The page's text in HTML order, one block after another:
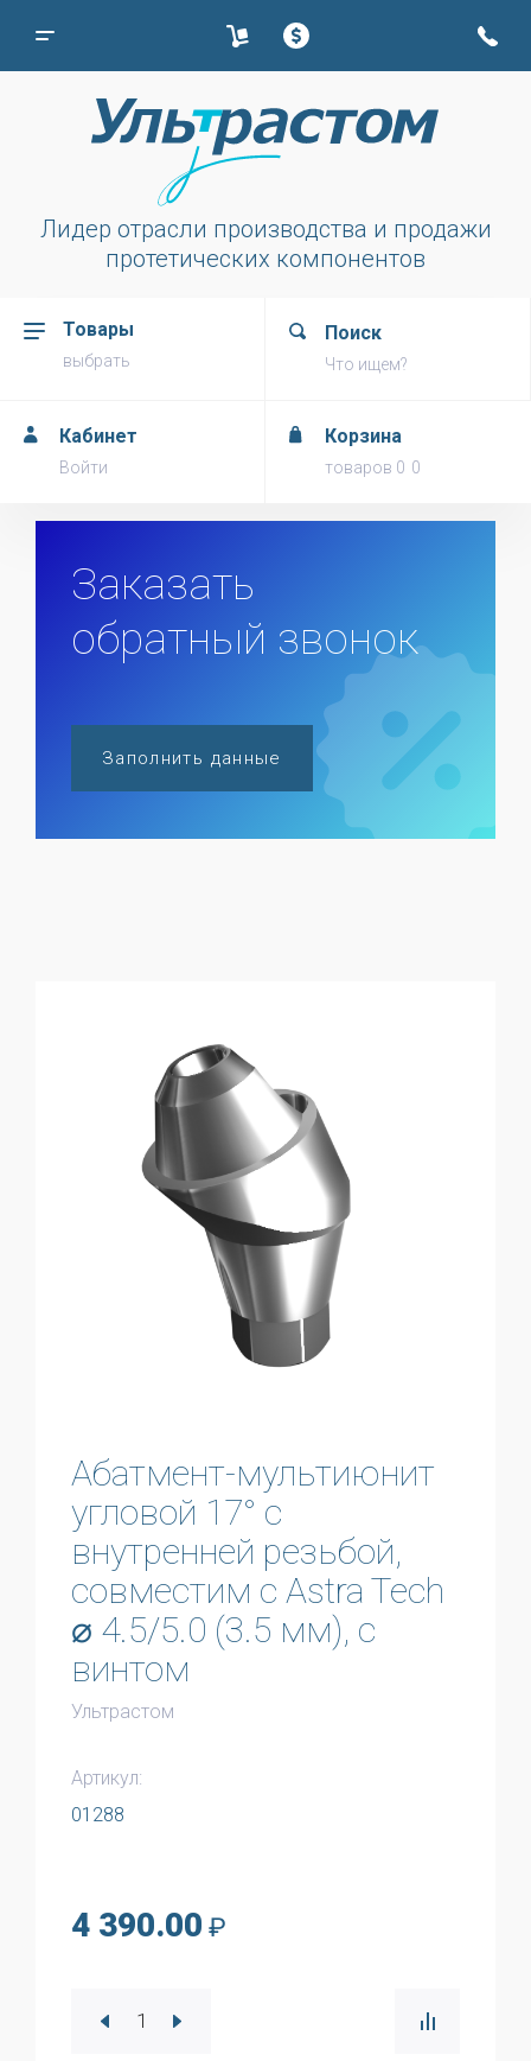
Лидер отрасли производства и продажи
протетических компонентов
Товары
выбрать
Поиск
Что ищем?
Кабинет
Войти
Корзина
товаров 0
Заказать
обратный звонок
Заполнить данные
Абатмент-мультиюнит
угловой 17° с
внутренней резьбой,
совместим с Astra Tech
⌀ 4.5/5.0 (3.5 мм), с
винтом
Ультрастом
Артикул:
01288
4 390.00 ₽